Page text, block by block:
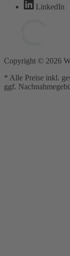
LinkedIn
Copyright © 2026
* Alle Preise inkl.
ggf.